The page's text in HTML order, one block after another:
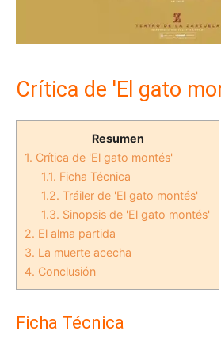
Crítica de 'El gato
Resumen
1. Crítica de 'El gato montés'
1.1. Ficha Técnica
1.2. Tráiler de 'El gato montés'
1.3. Sinopsis de 'El gato montés'
2. El alma partida
3. La muerte acecha
4. Conclusión
Ficha Técnica